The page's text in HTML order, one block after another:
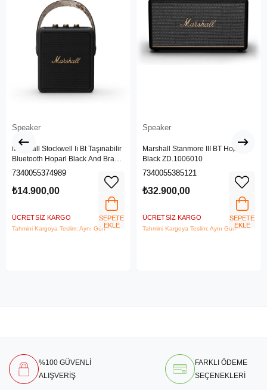
Speaker
Marshall Stockwell Iı Bt Taşınabilir
Bluetooth Hoparl Black And Brass
Zd.1005544
7340055374989
₺14.900,00
ÜCRETSIZ KARGO
Tahmini Kargoya Teslim: Aynı Gün
SEPETE
EKLE
Speaker
Marshall Stanmore III BT Hoparlör
Black ZD.1006010
7340055385121
₺32.900,00
ÜCRETSIZ KARGO
Tahmini Kargoya Teslim: Aynı Gün
SEPETE
EKLE
%100 GÜVENLİ
ALIŞVERİŞ
FARKLI ÖDEME
SEÇENEKLERİ